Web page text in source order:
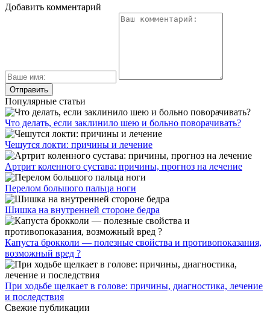
Добавить комментарий
Популярные статьи
Что делать, если заклинило шею и больно поворачивать?
Чешутся локти: причины и лечение
Артрит коленного сустава: причины, прогноз на лечение
Перелом большого пальца ноги
Шишка на внутренней стороне бедра
Капуста брокколи — полезные свойства и противопоказания,
возможный вред ?
При ходьбе щелкает в голове: причины, диагностика, лечение
и последствия
Свежие публикации